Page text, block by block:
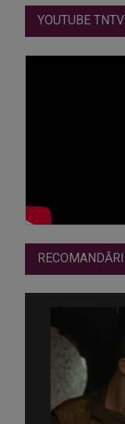
YOUTUBE TNTV
RECOMANDĂRI